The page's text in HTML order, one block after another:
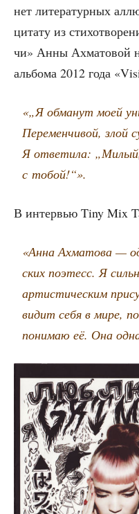
нет лите­ра­тур­ных
цита­ту из
чи» Анны Ахма­то­вой
аль­бо­ма 2012 года
«„Я обма­нут моей
Пере­мен­чи­вой, злой
Я отве­ти­ла:
с тобой!“».
В интер­вью Tiny Mix
«Анна Ахма­то­ва —
ских поэтесс. Я
арти­сти­че­ским
видит себя в мире,
пони­маю её. Она